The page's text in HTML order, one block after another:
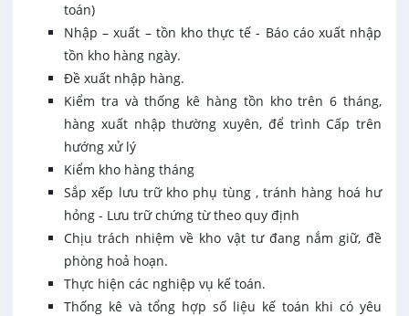
toán)
Nhập – xuất – tồn kho thực tế - Báo cáo xuất nhập
tồn kho hàng ngày.
Đề xuất nhập hàng.
Kiểm tra và thống kê hàng tồn kho trên 6 tháng,
hàng xuất nhập thường xuyên, để trình Cấp trên
hướng xử lý
Kiểm kho hàng tháng
Sắp xếp lưu trữ kho phụ tùng , tránh hàng hoá hư
hỏng - Lưu trữ chứng từ theo quy định
Chịu trách nhiệm về kho vật tư đang nắm giữ, đề
phòng hoả hoạn.
Thực hiện các nghiệp vụ kế toán.
Thống kê và tổng hợp số liệu kế toán khi có yêu